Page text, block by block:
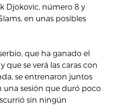
Djokovic, número 8 y
en unas posibles
que ha ganado el
que se verá las caras con
se entrenaron juntos
una sesión que duró poco
sin ningún